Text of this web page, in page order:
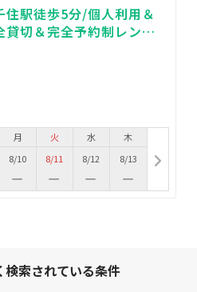
住駅徒歩5分/個人利用＆
貸切＆完全予約制レンタ
月
8/10
火
8/11
水
8/12
木
8/13
検索されている条件